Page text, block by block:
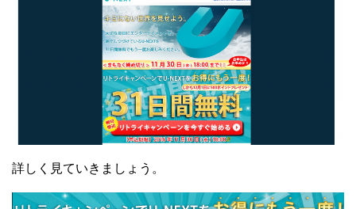
詳しく見ていきましょう。